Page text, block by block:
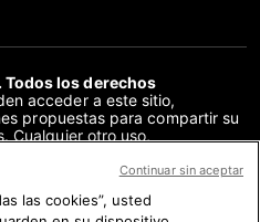
los derechos
acceder a este sitio,
propuestas para compartir su
Cualquier otro uso,
sitio, en su totalidad o en
la AFP, está estrictamente
las cookies”, usted
Continuar sin aceptar